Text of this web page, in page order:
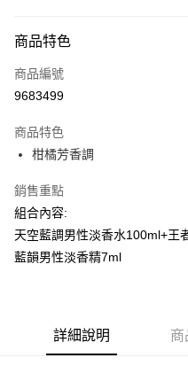
信用卡一次付款
ATM付款
運送方式
付款後全家取貨
付款後萊爾富取貨
每筆NT$100，滿NT$1,000(含
宅配(全站)
每筆NT$80，滿NT$1,000(含以
商品特色
商品編號
9683499
商品特色
柑橘芳香調
銷售重點
組合內容:
天空藍調男性淡香水100ml+王
藍韻男性淡香精7ml
詳細說明 商